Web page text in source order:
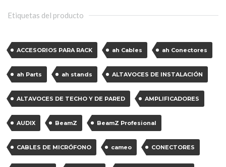
Etiquetas del producto
ACCESORIOS PARA RACK ah Cables ah Conectores
ah Parts ah stands ALTAVOCES DE INSTALACIÓN
ALTAVOCES DE TECHO Y DE PARED AMPLIFICADORES
AUDIX BeamZ BeamZ Profesional
CABLES DE MICRÓFONO cameo CONECTORES